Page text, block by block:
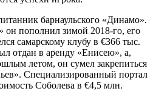
барнаульского «Динамо».
он пополнил зимой 2018-го, его
самарскому клубу в €366 тыс.
отдан в аренду «Енисею», а,
летом, он сумел закрепиться
Специализированный портал
Соболева в €4,5 млн.